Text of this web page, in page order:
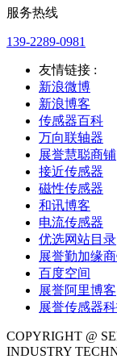
服务热线
139-2289-0981
友情链接 :
新浪微博
新浪博客
传感器百科
万向联轴器
展誉慧聪商铺
接近传感器
磁性传感器
和讯博客
电流传感器
优选网站目录
展誉勤加缘
百度空间
展誉阿里博客
展誉传感器
COPYRIGHT @
INDUSTRY